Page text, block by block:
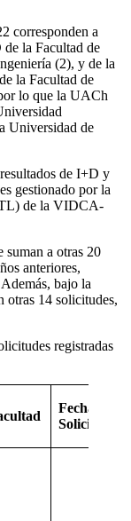
corresponden a
la Facultad de
(2), y de la
la Facultad de
lo que la UACh
Universidad de
de I+D y
gestionado por la
de la VIDCA-
suman a otras 20
anteriores,
bajo la
otras 14 solicitudes,
registradas
Fecha
Solicitud